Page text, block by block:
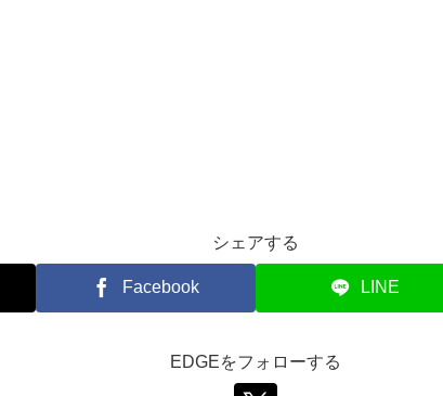
シェアする
Facebook LINE
EDGEをフォローする